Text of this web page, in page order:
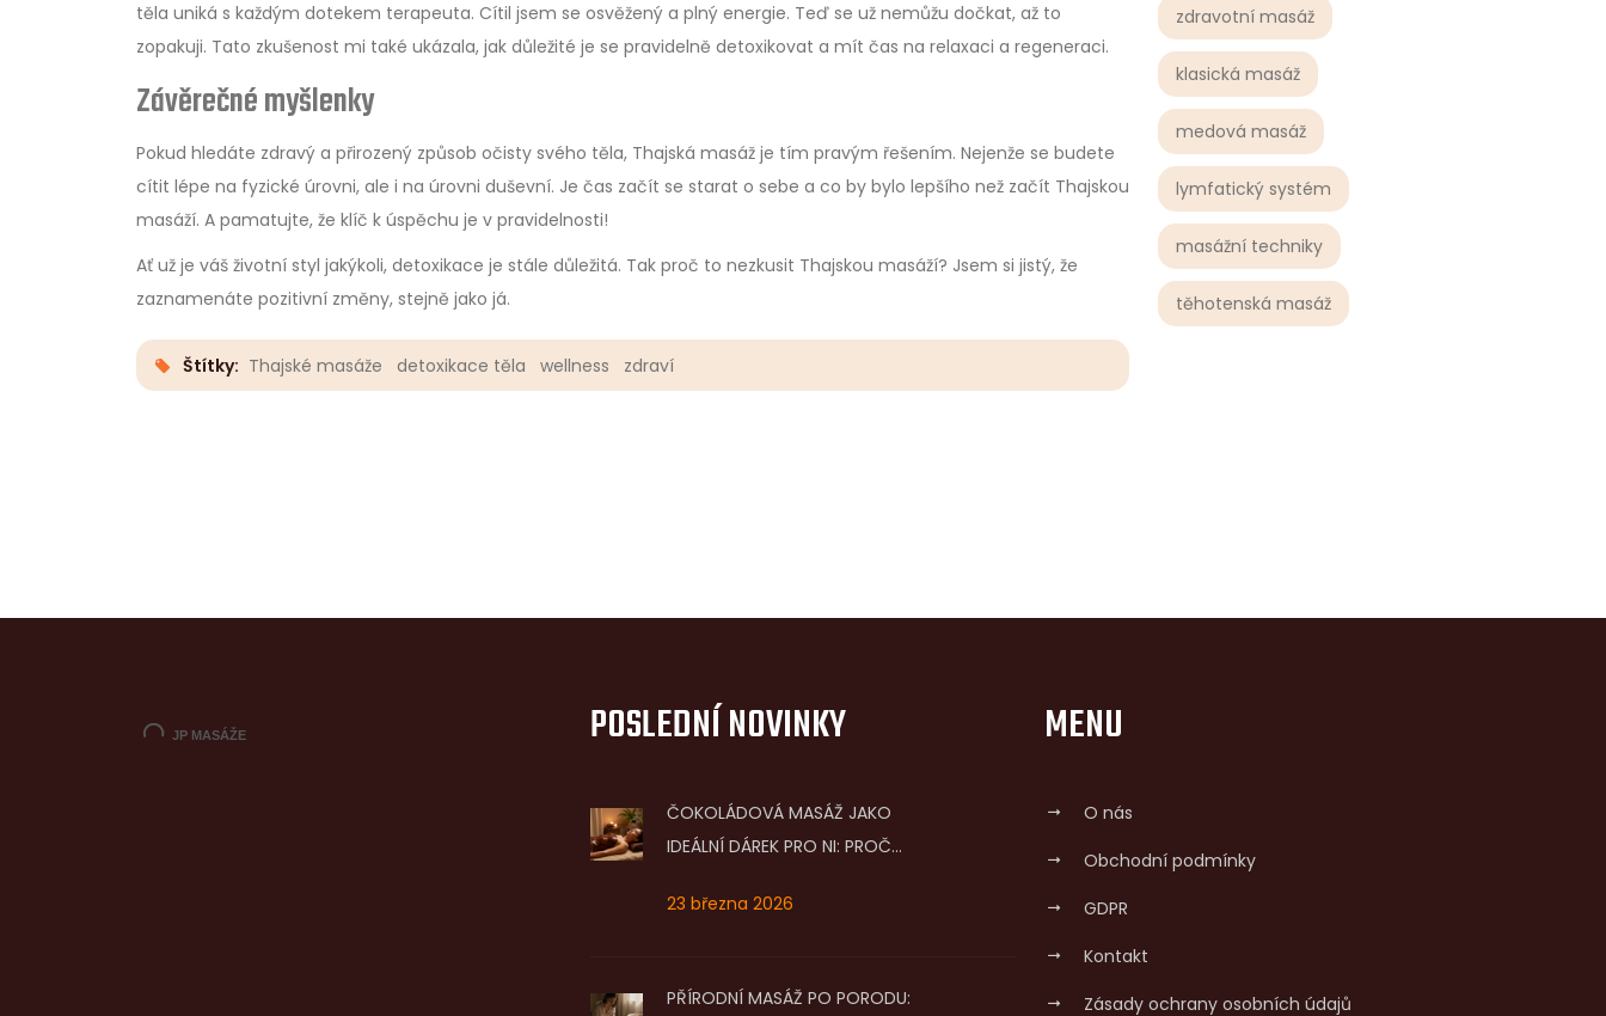
zdravotní masáž
klasická masáž
medová masáž
lymfatický systém
masážní techniky
těhotenská masáž
těla uniká s každým dotekem terapeuta. Cítil jsem se osvěžený a plný energie. Teď se už nemůžu dočkat, až to
zopakuji. Tato zkušenost mi také ukázala, jak důležité je se pravidelně detoxikovat a mít čas na relaxaci a regeneraci.
Závěrečné myšlenky
Pokud hledáte zdravý a přirozený způsob očisty svého těla, Thajská masáž je tím pravým řešením. Nejenže se budete
cítit lépe na fyzické úrovni, ale i na úrovni duševní. Je čas začít se starat o sebe a co by bylo lepšího než začít Thajskou
masáží. A pamatujte, že klíč k úspěchu je v pravidelnosti!
Ať už je váš životní styl jakýkoli, detoxikace je stále důležitá. Tak proč to nezkusit Thajskou masáží? Jsem si jistý, že
zaznamenáte pozitivní změny, stejně jako já.
Štítky: Thajské masáže detoxikace těla wellness zdraví
POSLEDNÍ NOVINKY
ČOKOLÁDOVÁ MASÁŽ JAKO
IDEÁLNÍ DÁREK PRO NI: PROČ
23 března 2026
PŘÍRODNÍ MASÁŽ PO PORODU:
MENU
O nás
Obchodní podmínky
GDPR
Kontakt
Zásady ochrany osobních údajů